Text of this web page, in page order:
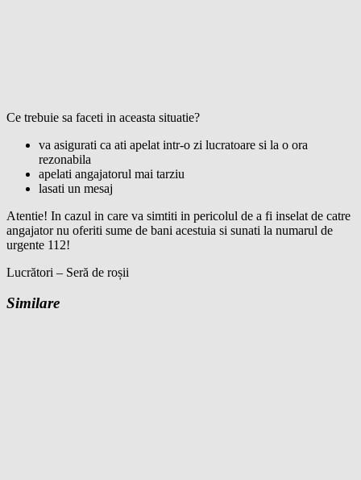
Ce trebuie sa faceti in aceasta situatie?
va asigurati ca ati apelat intr-o zi lucratoare si la o ora
rezonabila
apelati angajatorul mai tarziu
lasati un mesaj
Atentie! In cazul in care va simtiti in pericolul de a fi inselat de catre
angajator nu oferiti sume de bani acestuia si sunati la numarul de
urgente 112!
Lucrători – Seră de roșii
Similare